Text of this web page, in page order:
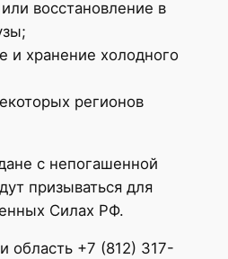
восстановление в
и хранение холодного
регионов
с непогашенной
призываться для
Силах РФ.
область +7 (812) 317-